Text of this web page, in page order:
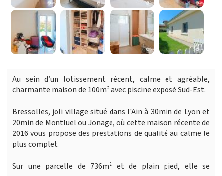
Au sein d’un lotissement récent, calme et agréable,
charmante maison de 100m² avec piscine exposé Sud-Est.
Bressolles, joli village situé dans l'Ain à 30min de Lyon et
20min de Montluel ou Jonage, où cette maison récente de
2016 vous propose des prestations de qualité au calme le
plus complet.
Sur une parcelle de 736m² et de plain pied, elle se